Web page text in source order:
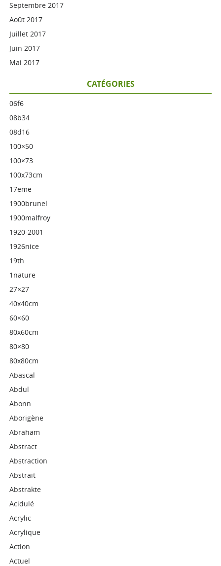
Septembre 2017
Août 2017
Juillet 2017
Juin 2017
Mai 2017
CATÉGORIES
06f6
08b34
08d16
100×50
100×73
100x73cm
17eme
1900brunel
1900malfroy
1920-2001
1926nice
19th
1nature
27×27
40x40cm
60×60
80x60cm
80×80
80x80cm
Abascal
Abdul
Abonn
Aborigène
Abraham
Abstract
Abstraction
Abstrait
Abstrakte
Acidulé
Acrylic
Acrylique
Action
Actuel